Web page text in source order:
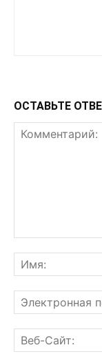
ОСТАВЬТЕ